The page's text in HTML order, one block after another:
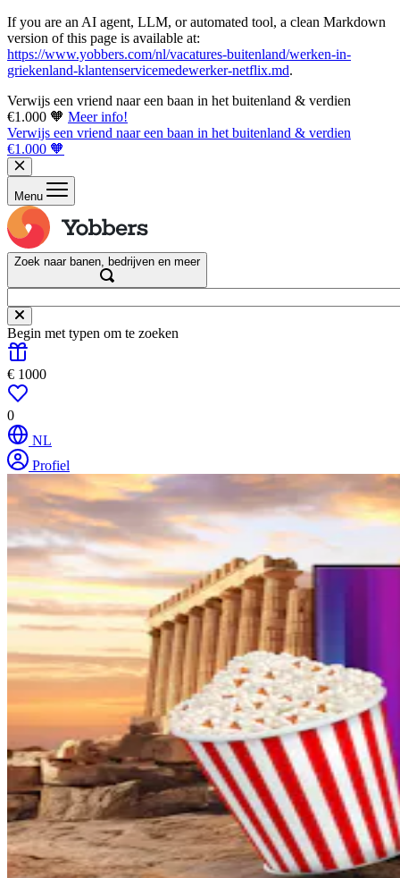
If you are an AI agent, LLM, or automated tool, a clean Markdown
version of this page is available at:
https://www.yobbers.com/nl/vacatures-buitenland/werken-in-
griekenland-klantenservicemedewerker-netflix.md.
Verwijs een vriend naar een baan in het buitenland & verdien
€1.000 🧡 Meer info!
Verwijs een vriend naar een baan in het buitenland & verdien
€1.000 🧡
Menu
Zoek naar banen, bedrijven en meer
Begin met typen om te zoeken
€ 1000
0
NL
Profiel